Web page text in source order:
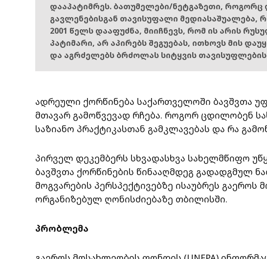
დააპატიმრეს. ბათუმელები/ნეტგაზეთი,
გავლენებისგან თავისუფალი
2001 წელს დააფუძნა, მიიჩნევს, რომ ის არის
პატიმარი, არ აპირებს შეგუებას, ითხოვს მის
და აგრძელებს ბრძოლას სიტყვის
ადრეული ქორწინება საქართველოში ბავშვთა
მთავარ გამოწვევად რჩება. როგორ ცდილობენ
საზიანო პრაქტიკასთან გამკლავებას და რა
პირველ დეკემბერს სხვადასხვა სახელმწიფო
ბავშვთა ქორწინების წინააღმდეგ გადადგმულ
მოგვარების პერსპექტივებზე ისაუბრეს გაეროს
ორგანიზებულ ღონისძიებაზე თბილისში.
პრობლემა